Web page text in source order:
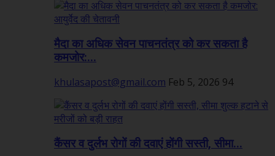
मैदा का अधिक सेवन पाचनतंत्र को कर सकता है
कमजोर:...
khulasapost@gmail.com Feb 5, 2026 94
कैंसर व दुर्लभ रोगों की दवाएं होंगी सस्ती, सीमा...